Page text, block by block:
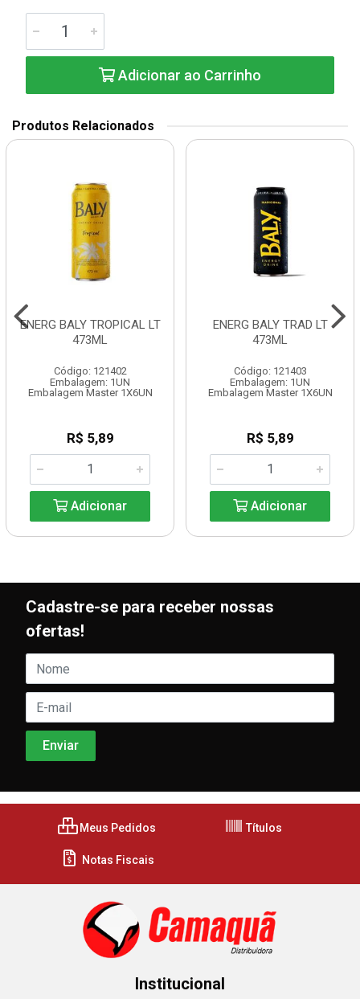
Adicionar ao Carrinho
Produtos Relacionados
ENERG BALY TROPICAL LT
473ML
Código: 121402
Embalagem: 1UN
Embalagem Master 1X6UN
R$ 5,89
Adicionar
ENERG BALY TRAD LT
473ML
Código: 121403
Embalagem: 1UN
Embalagem Master 1X6UN
R$ 5,89
Adicionar
Cadastre-se para receber nossas
ofertas!
Meus Pedidos Títulos
Notas Fiscais
Institucional